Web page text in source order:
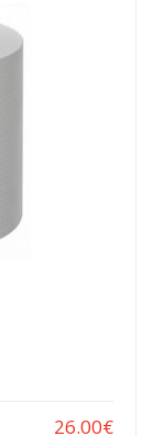
26.00€